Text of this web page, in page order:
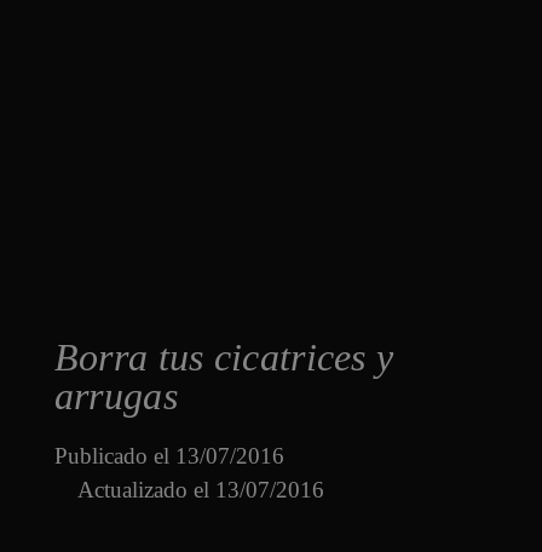
Borra tus cicatrices y
arrugas
Publicado el 13/07/2016
Actualizado el 13/07/2016